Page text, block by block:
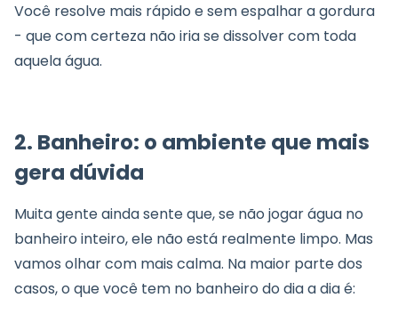
Você resolve mais rápido e sem espalhar a gordura
- que com certeza não iria se dissolver com toda
aquela água.
2. Banheiro: o ambiente que mais
gera dúvida
Muita gente ainda sente que, se não jogar água no
banheiro inteiro, ele não está realmente limpo. Mas
vamos olhar com mais calma. Na maior parte dos
casos, o que você tem no banheiro do dia a dia é: